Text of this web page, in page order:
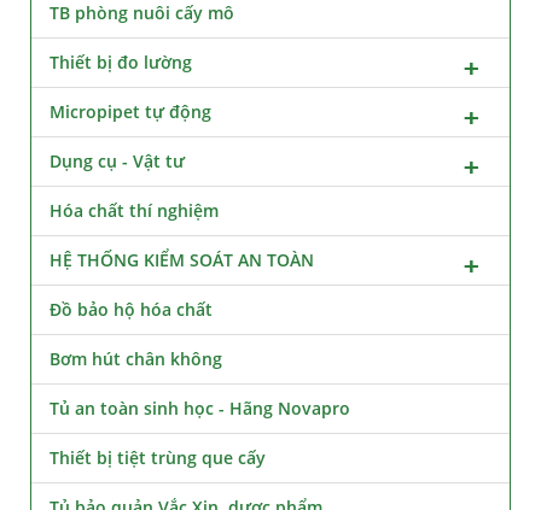
TB phòng nuôi cấy mô
Thiết bị đo lường
Micropipet tự động
Dụng cụ - Vật tư
Hóa chất thí nghiệm
HỆ THỐNG KIỂM SOÁT AN TOÀN
Đồ bảo hộ hóa chất
Bơm hút chân không
Tủ an toàn sinh học - Hãng Novapro
Thiết bị tiệt trùng que cấy